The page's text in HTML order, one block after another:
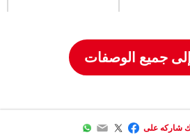
جميع الوصفات
شاركه على Facebook
Twitter
Email
WhatsApp